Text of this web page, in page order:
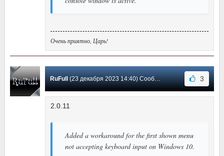
Очень приятно, Царь!
RuFull(23 декабря 2023 14:40) Сообщение #145 3
2.0.11
Added a workaround for the first shown menu
not accepting keyboard input on Windows 10.